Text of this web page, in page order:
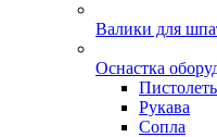
Валики для
Оснастка
Рукава
Сопла